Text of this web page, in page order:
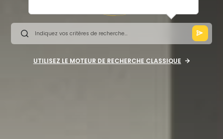
UTILISEZ LE MOTEUR DE RECHERCHE CLASSIQUE